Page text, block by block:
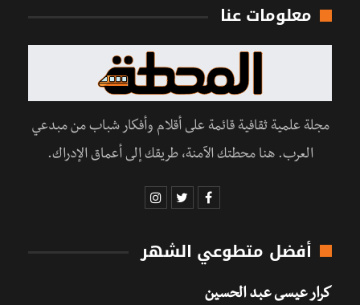
معلومات عنا
مجلة علمية ثقافية قائمة على أقلام وأفكار شباب من مبدعي
العرب. هنا محطتك الآمنة، طريقك إلى أعماق الإدراك.
أفضل متطوعي الشهر
كرار عيسى عبد الحسين